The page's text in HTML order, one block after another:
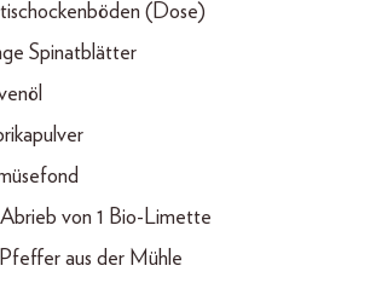
(Dose)
Spinatblätter
von 1 Bio-Limette
aus der Mühle